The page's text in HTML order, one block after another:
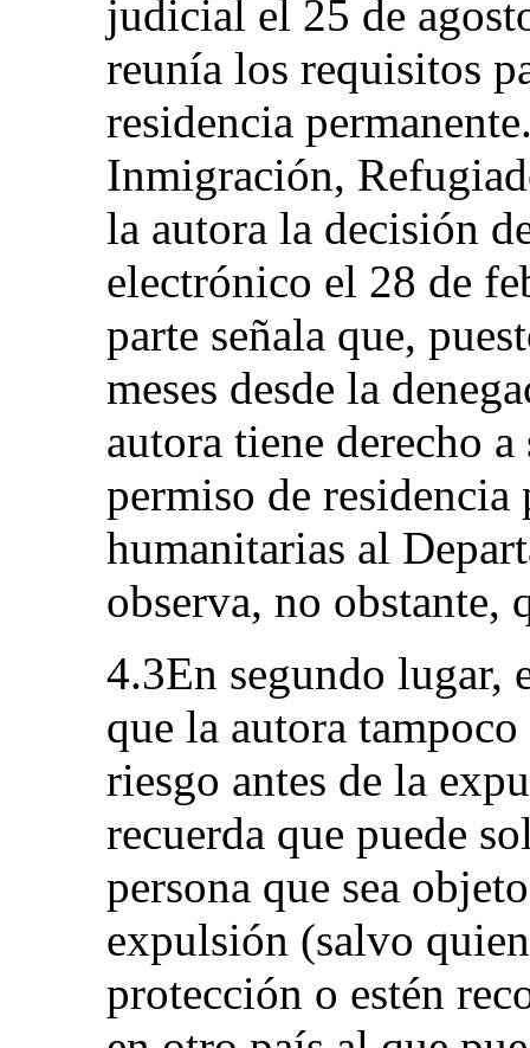
judicial el 25 de
reunía los requisitos
residencia
Inmigración,
la autora la decisión
electrónico el 28 de
parte señala que,
meses desde la
autora tiene derecho
permiso de residencia
humanitarias al
observa, no obstante,
4.3En segundo lugar,
que la autora
riesgo antes de la
recuerda que puede
persona que sea
expulsión (salvo
protección o estén